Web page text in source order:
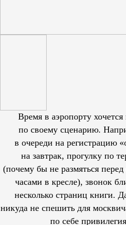
Время в аэропорту хочется
по своему сценарию.
в очереди на регистрацию
на завтрак, прогулку по
(почему бы не размяться
часами в кресле), звонок
несколько страниц книги.
никуда не спешить для
по себе